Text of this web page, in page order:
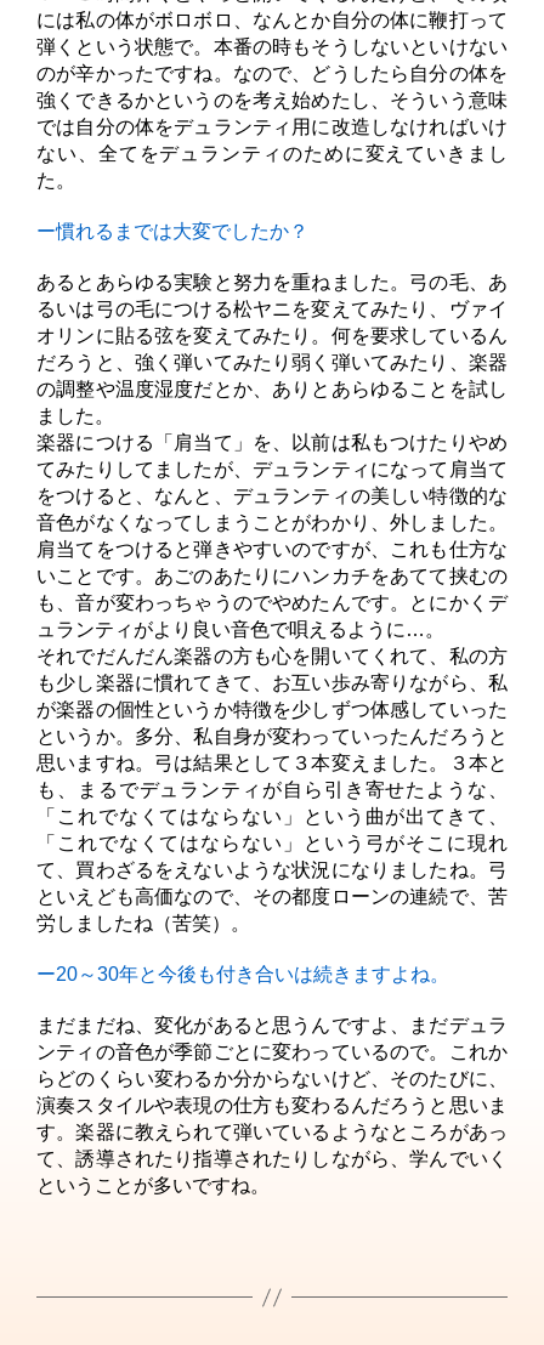
には私の体がボロボロ、なんとか自分の体に鞭打って
弾くという状態で。本番の時もそうしないといけない
のが辛かったですね。なので、どうしたら自分の体を
強くできるかというのを考え始めたし、そういう意味
では自分の体をデュランティ用に改造しなければいけ
ない、全てをデュランティのために変えていきまし
た。
ー慣れるまでは大変でしたか？
あるとあらゆる実験と努力を重ねました。弓の毛、あ
るいは弓の毛につける松ヤニを変えてみたり、ヴァイ
オリンに貼る弦を変えてみたり。何を要求しているん
だろうと、強く弾いてみたり弱く弾いてみたり、楽器
の調整や温度湿度だとか、ありとあらゆることを試し
ました。
楽器につける「肩当て」を、以前は私もつけたりやめ
てみたりしてましたが、デュランティになって肩当て
をつけると、なんと、デュランティの美しい特徴的な
音色がなくなってしまうことがわかり、外しました。
肩当てをつけると弾きやすいのですが、これも仕方な
いことです。あごのあたりにハンカチをあてて挟むの
も、音が変わっちゃうのでやめたんです。とにかくデ
ュランティがより良い音色で唄えるように…。
それでだんだん楽器の方も心を開いてくれて、私の方
も少し楽器に慣れてきて、お互い歩み寄りながら、私
が楽器の個性というか特徴を少しずつ体感していった
というか。多分、私自身が変わっていったんだろうと
思いますね。弓は結果として３本変えました。３本と
も、まるでデュランティが自ら引き寄せたような、
「これでなくてはならない」という曲が出てきて、
「これでなくてはならない」という弓がそこに現れ
て、買わざるをえないような状況になりましたね。弓
といえども高価なので、その都度ローンの連続で、苦
労しましたね（苦笑）。
ー20～30年と今後も付き合いは続きますよね。
まだまだね、変化があると思うんですよ、まだデュラ
ンティの音色が季節ごとに変わっているので。これか
らどのくらい変わるか分からないけど、そのたびに、
演奏スタイルや表現の仕方も変わるんだろうと思いま
す。楽器に教えられて弾いているようなところがあっ
て、誘導されたり指導されたりしながら、学んでいく
ということが多いですね。